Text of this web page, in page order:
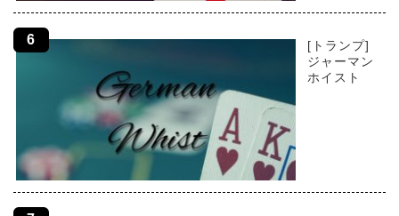
[トランプ]
ジャーマン
ホイスト